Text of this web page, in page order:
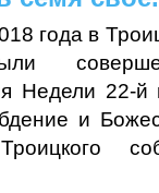
года в
Недели 22-й
и